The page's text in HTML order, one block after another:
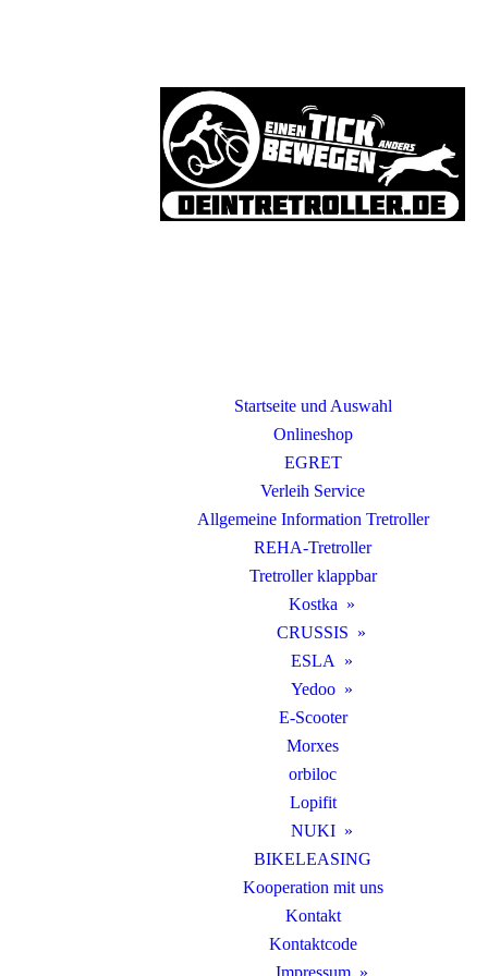
Startseite und Auswahl
Onlineshop
EGRET
Verleih Service
Allgemeine Information Tretroller
REHA-Tretroller
Tretroller klappbar
Kostka
CRUSSIS
ESLA
Yedoo
E-Scooter
Morxes
orbiloc
Lopifit
NUKI
BIKELEASING
Kooperation mit uns
Kontakt
Kontaktcode
Impressum